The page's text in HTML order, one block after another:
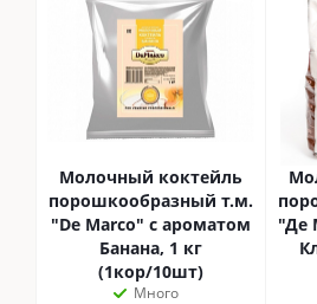
Молочный коктейль
порошкообразный т.м.
"De Marco" с ароматом
Банана, 1 кг
(1кор/10шт)
Много
"Де